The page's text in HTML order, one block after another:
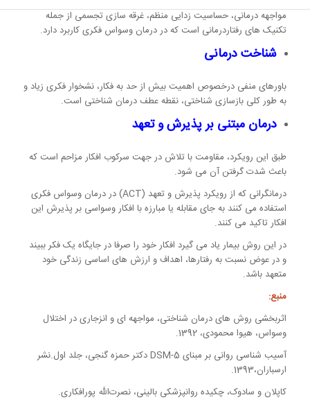
مواجهه درمانی، حساسیت زدایی منظم، غرقه سازی تجسمی از جمله
تکنیک های رفتاردرمانی است که در درمان وسواس فکری کاربرد دارد.
شناخت درمانی
باورهای منفی درخصوص اهمیت بیش از حد به فکار، نشخوار فکری زیاد و
به طور کلی بازسازی شناختی، نقطه عطف درمان شناختی است.
درمان مبتنی بر پذیرش و تعهد
طبق این رویکرد، مقاومت با تلاش در جهت سرکوب افکار مزاحم است که
باعث شدت گرفتن آن می شود.
درمانگرانی که از رویکرد پذیرش و تعهد (ACT) در درمان وسواس فکری
استفاده می کنند به جای مقابله یا مبارزه با افکار وسواسی بر پذیرش این
افکار تاکید می کنند.
در این روش بیمار یاد می گیرد افکار خود را صرفا در جایگاه یک فکر ببیند
و در عوض نسبت به رفتارها، اهداف و ارزش های اساسی زندگی خود
متعهد باشد.
منبع:
اثربخشی روش های درمان شناختی، مواجهه ای و انزجاری در اختلال
وسواس، هیوا محمودی، 1392.
آسیب شناسی روانی بر مبنای DSM-5 دکتر حمزه گنجی، جلد اول.نشر
ارسباران،1393.
کاپلان و سادوک، چکیده روانپزشکی بالینی، نصرت‌الله پورافکاری.